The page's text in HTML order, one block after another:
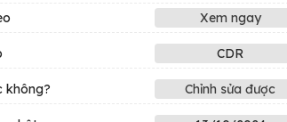
Xem ngay
CDR
không? Chỉnh sửa được